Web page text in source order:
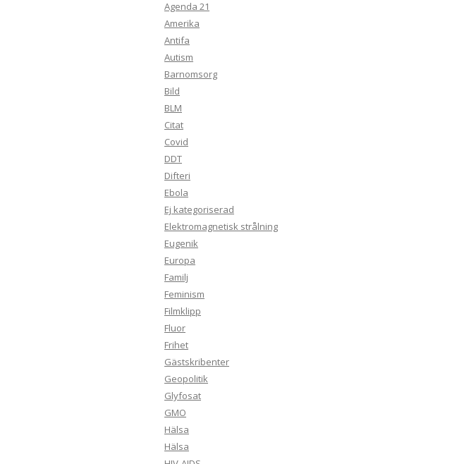
Agenda 21
Amerika
Antifa
Autism
Barnomsorg
Bild
BLM
Citat
Covid
DDT
Difteri
Ebola
Ej kategoriserad
Elektromagnetisk strålning
Eugenik
Europa
Familj
Feminism
Filmklipp
Fluor
Frihet
Gästskribenter
Geopolitik
Glyfosat
GMO
Hälsa
Hälsa